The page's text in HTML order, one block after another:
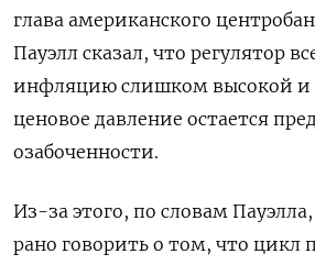
глава американского
Пауэлл сказал, что регулятор
инфляцию слишком высокой и
ценовое давление остается
озабоченности.
Из-за этого, по словам
рано говорить о том, что цикл